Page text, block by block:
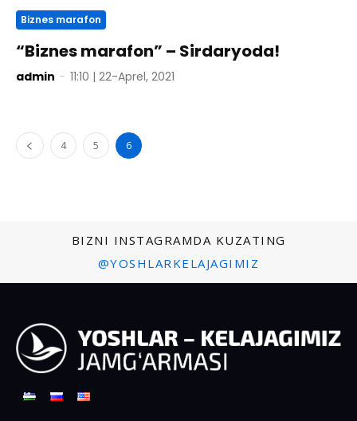
Biznes marafon
“Biznes marafon” – Sirdaryoda!
admin - 11:10 | 22-Aprel, 2021
4 5 6
BIZNI INSTAGRAMDA KUZATING
@YOSHLARKELAJAGIMIZ